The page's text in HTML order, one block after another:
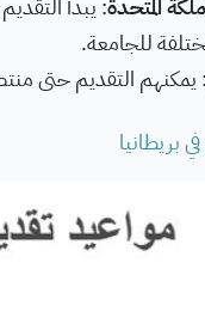
المتحدة
للجامعة.
: يمكنهم التقديم حتى
بريطانيا